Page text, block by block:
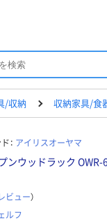
/収納 収納家具/食
： アイリスオーヤマ
ンウッドラック OWR-
ビュー）
ルフ